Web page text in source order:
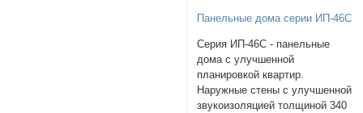
Панельные дома серии ИП-46С
Серия ИП-46С - панельные
дома с улучшенной
планировкой квартир.
Наружные стены с улучшенной
звукоизоляцией толщиной 340